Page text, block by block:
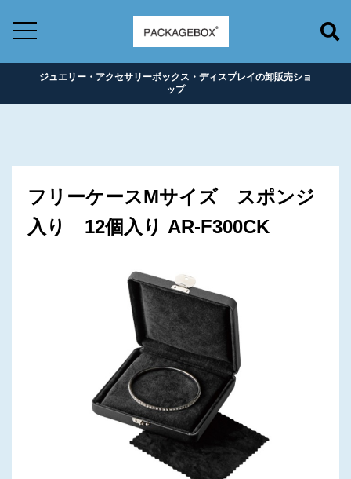
ジュエリー・アクセサリーボックス・ディスプレイの卸販売ショ
ップ
フリーケースMサイズ スポンジ
入り 12個入り AR-F300CK